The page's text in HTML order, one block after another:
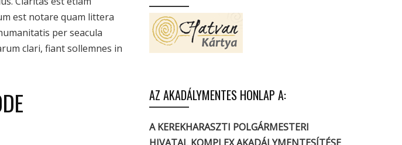
est notare quam littera
per seacula
clari, fiant sollemnes in
AZ AKADÁLYMENTES HONLAP A:
A KEREKHARASZTI POLGÁRMESTERI